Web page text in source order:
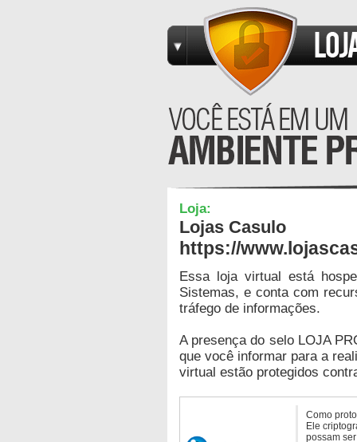
Loja:
Lojas Casulo
https://
Essa loja virtual está
Sistemas, e conta com
tráfego de informações.
A presença do selo LOJA
que você informar para a
virtual estão protegidos
Como
Ele
possam